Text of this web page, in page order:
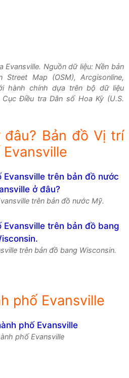
Evansville. Nguồn dữ liệu: Nền bản
Map (OSM), Arcgisonline,
hành chính dựa trên bộ dữ liệu
Cục Điều tra Dân số Hoa Kỳ (U.S.
đâu? Bản đồ Vị trí
trên bản đồ nước Mỹ.
trên bản đồ bang Wisconsin.
phố Evansville
phố Evansville